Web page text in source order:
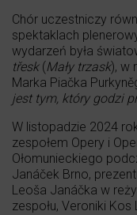
Chór uczestniczy
spektaklach
wydarzeń była
třesk(Mały trzask), w
Marka Piačka
jest tym, który godzi
W listopadzie 2024
zespołem Opery i
Ołomunieckiego
Janáček Brno,
Leoša Janáčka w
zespołu, Veroniki Kos